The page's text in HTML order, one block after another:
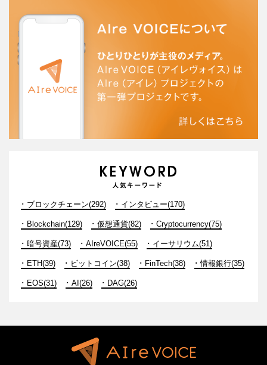
ブロックチェーン(292) インタビュー(170)
Blockchain(129) 仮想通貨(82) Cryptocurrency(75)
暗号資産(73) AIreVOICE(55) イーサリウム(51)
ETH(39) ビットコイン(38) FinTech(38) 情報銀行(35)
EOS(31) AI(26) DAG(26)